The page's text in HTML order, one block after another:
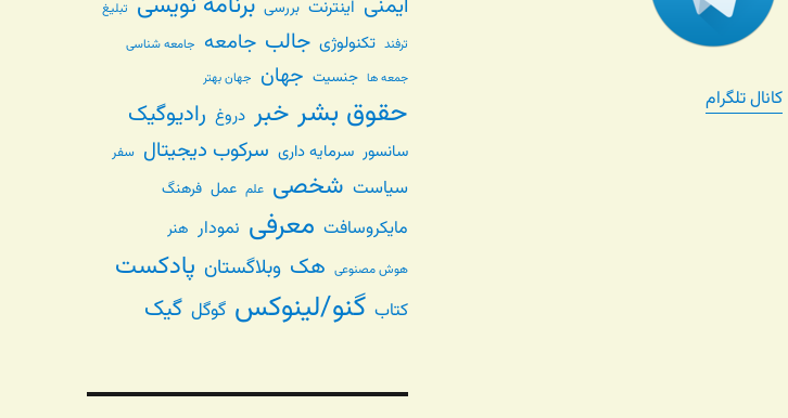
کانال تلگرام
ایمنی اینترنت بررسی
تبلیغ
ترفند تکنولوژی جالب جامعه جامعه شناسی
جمعه ها جنسیت جهان جهان بهتر
حقوق بشر خبر دروغ رادیوگیک
سانسور سرمایه داری سرکوب دیجیتال سفر
سیاست شخصی علم عمل فرهنگ
مایکروسافت معرفی نمودار هنر
هوش مصنوعی هک وبلاگستان پادکست
کتاب گنو/لینوکس گوگل گیک